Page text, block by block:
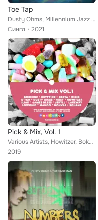
Toe Tap
Dusty Ohms, Millennium Jazz Music
Сингл
2021
Pick & Mix, Vol. 1
Various Artists, Howitzer, Bokehnz, D'TCH, HØST, Digid, Dexta, Lakeway, James Bless, Squane, Jekyll, Noh Vae, Lowquid, Iliad, Du...
2019